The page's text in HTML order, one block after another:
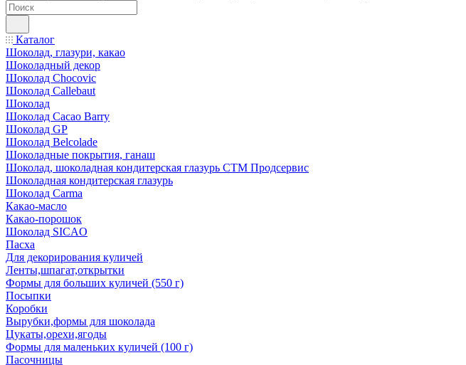
Каталог
Шоколад, глазури, какао
Шоколадный декор
Шоколад Chocovic
Шоколад Callebaut
Шоколад
Шоколад Cacao Barry
Шоколад GP
Шоколад Belcolade
Шоколадные покрытия, ганаш
Шоколад, шоколадная кондитерская глазурь СТМ Продсервис
Шоколадная кондитерская глазурь
Шоколад Carma
Какао-масло
Какао-порошок
Шоколад SICAO
Пасха
Для декорирования куличей
Ленты,шпагат,открытки
Формы для больших куличей (550 г)
Посыпки
Коробки
Вырубки,формы для шоколада
Цукаты,орехи,ягоды
Формы для маленьких куличей (100 г)
Пасочницы